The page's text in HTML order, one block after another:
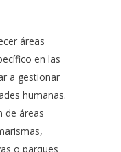
áreas
en las
a gestionar
humanas.
de áreas
o parques